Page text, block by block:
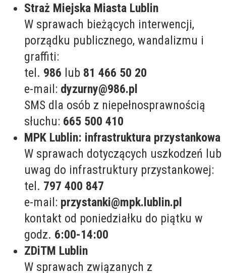
Straż Miejska Miasta Lublin
W sprawach bieżących interwencji,
porządku publicznego, wandalizmu i
graffiti:
tel. 986 lub 81 466 50 20
e-mail: dyzurny@986.pl
SMS dla osób z niepełnosprawnością
słuchu: 665 500 410
MPK Lublin: infrastruktura przystankowa
W sprawach dotyczących uszkodzeń lub
uwag do infrastruktury przystankowej:
tel. 797 400 847
e-mail: przystanki@mpk.lublin.pl
kontakt od poniedziałku do piątku w
godz. 6:00-14:00
ZDiTM Lublin
W sprawach związanych z